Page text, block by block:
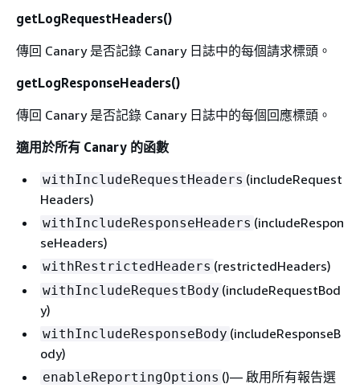
getLogRequestHeaders()
傳回 Canary 是否記錄 Canary 日誌中的每個請求標頭。
getLogResponseHeaders()
傳回 Canary 是否記錄 Canary 日誌中的每個回應標頭。
適用於所有 Canary 的函數
withIncludeRequestHeaders (includeRequest
Headers)
withIncludeResponseHeaders (includeRespon
seHeaders)
withRestrictedHeaders (restrictedHeaders)
withIncludeRequestBody (includeRequestBod
y)
withIncludeResponseBody (includeResponseB
ody)
enableReportingOptions ()— 啟用所有報告選